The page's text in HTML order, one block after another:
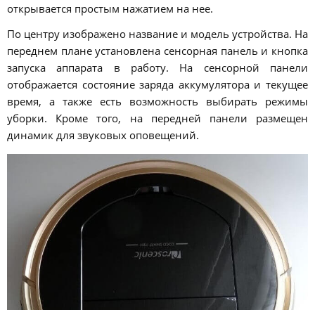
открывается простым нажатием на нее.
По центру изображено название и модель устройства. На
переднем плане установлена сенсорная панель и кнопка
запуска аппарата в работу. На сенсорной панели
отображается состояние заряда аккумулятора и текущее
время, а также есть возможность выбирать режимы
уборки. Кроме того, на передней панели размещен
динамик для звуковых оповещений.